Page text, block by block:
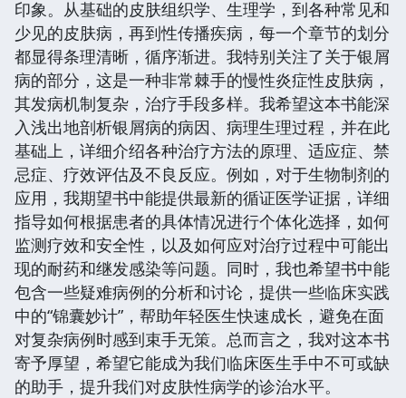
印象。从基础的皮肤组织学、生理学，到各种常见和
少见的皮肤病，再到性传播疾病，每一个章节的划分
都显得条理清晰，循序渐进。我特别关注了关于银屑
病的部分，这是一种非常棘手的慢性炎症性皮肤病，
其发病机制复杂，治疗手段多样。我希望这本书能深
入浅出地剖析银屑病的病因、病理生理过程，并在此
基础上，详细介绍各种治疗方法的原理、适应症、禁
忌症、疗效评估及不良反应。例如，对于生物制剂的
应用，我期望书中能提供最新的循证医学证据，详细
指导如何根据患者的具体情况进行个体化选择，如何
监测疗效和安全性，以及如何应对治疗过程中可能出
现的耐药和继发感染等问题。同时，我也希望书中能
包含一些疑难病例的分析和讨论，提供一些临床实践
中的“锦囊妙计”，帮助年轻医生快速成长，避免在面
对复杂病例时感到束手无策。总而言之，我对这本书
寄予厚望，希望它能成为我们临床医生手中不可或缺
的助手，提升我们对皮肤性病学的诊治水平。